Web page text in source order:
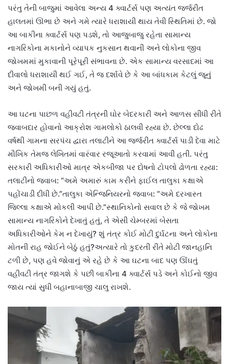
પરંતુ તેની બાજુમાં આવેલા અન્ય 4 ક્વાર્ટર્સ પણ અત્યંત જર્જરીત
હાલતમાં ઊભા છે અને ગમે ત્યારે ધરાશાયી થાય તેવી સ્થિતિમાં છે. જો
આ બાકીના ક્વાર્ટર્સ પણ પડશે, તો આજુબાજુ રહેતા સામાન્ય
નાગરિકોના મકાનોને વ્યાપક નુકસાન થવાની અને લોકોના જીવ
જોખમમાં મુકાવાની પૂરેપૂરી સંભાવના છે. એક સામાન્ય વરસાદમાં આ
દીવાલો ધરાશાયી થઈ ગઈ, તે જ દર્શાવે છે કે આ બાંધકામ કેટલું જૂનું
અને જોખમી બની ગયું હતું.
આ ઘટના પાછળ વહીવટી તંત્રની ઘોર બેદરકારી અને આળસ સીધી રીતે
જવાબદાર હોવાનો આક્રોશ ગામલોકો ઠાલવી રહ્યા છે. છેલ્લા દોઢ
વર્ષથી ગામના સરપંચ દ્વારા તલાટીને આ જર્જરીત ક્વાર્ટર્સ પાડી દેવા માટે
મૌખિક તેમજ લેખિતમાં વારંવાર રજૂઆતો કરવામાં આવી હતી. પરંતુ
સરકારી અધિકારીઓ માત્ર એકબીજા પર દોષનો ટોપલો ઢોળતા રહ્યા:
તલાટીનો જવાબ: “અમે અમારું કામ કરીને ફાઈલ તાલુકા કક્ષાએ
પહોંચાડી દીધી છે.”તાલુકા એન્જિનિયરનો જવાબ: “અમે દરખાસ્ત
જિલ્લા કક્ષાએ મોકલી આપી છે.”સ્થાનિકોનો સવાલ છે કે જે જોખમ
સામાન્ય નાગરિકોને દેખાતું હતું, તે એસી ચેમ્બરમાં બેસતા
અધિકારીઓને કેમ ન દેખાયું? શું તંત્ર કોઈ મોટી દુર્ઘટના અને લોકોના
મોતની રાહ જોઈને બેઠું હતું?અત્યારે તો કુદરતી રીતે મોટી જાનહાનિ
ટળી છે, પણ હવે જોવાનું એ રહે છે કે આ ઘટના બાદ પણ ઊંઘતું
વહીવટી તંત્ર જાગશે કે પછી બાકીના 4 ક્વાર્ટર્સ પડે અને કોઈનો જીવ
જાય ત્યાં સુધી બહાનાબાજી ચાલુ રાખશે.